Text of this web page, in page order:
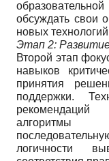
обсуждать свои
новых
Этап 2:
Второй этап
навыков
принятия
поддержки.
рекомендаций
алгоритмы
логичности